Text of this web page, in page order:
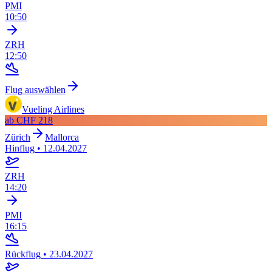
PMI
10:50
ZRH
12:50
Flug auswählen
Vueling Airlines
ab CHF 218
Zürich
Mallorca
Hinflug • 12.04.2027
ZRH
14:20
PMI
16:15
Rückflug • 23.04.2027